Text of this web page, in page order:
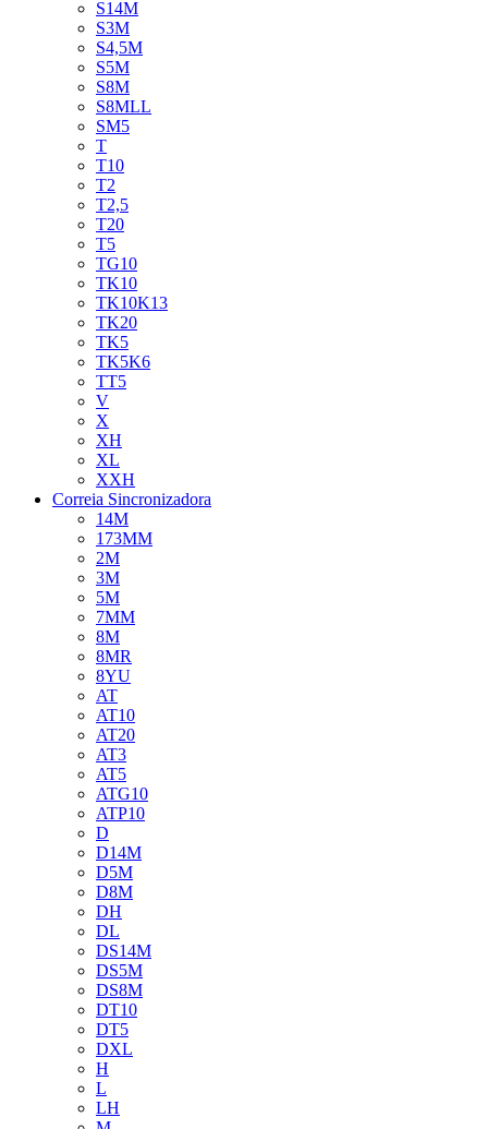
S14M
S3M
S4,5M
S5M
S8M
S8MLL
SM5
T
T10
T2
T2,5
T20
T5
TG10
TK10
TK10K13
TK20
TK5
TK5K6
TT5
V
X
XH
XL
XXH
Correia Sincronizadora
14M
173MM
2M
3M
5M
7MM
8M
8MR
8YU
AT
AT10
AT20
AT3
AT5
ATG10
ATP10
D
D14M
D5M
D8M
DH
DL
DS14M
DS5M
DS8M
DT10
DT5
DXL
H
L
LH